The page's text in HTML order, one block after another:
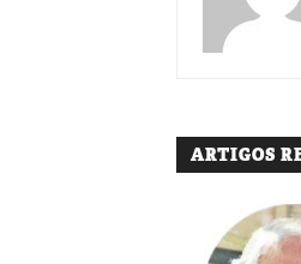
ARTIGOS